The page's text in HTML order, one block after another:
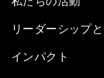
リーダーシップ
インパクト